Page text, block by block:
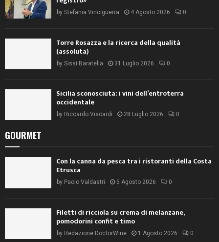
by Stefania Vinciguerra 4 Agosto 2026 0
Torre Rosazza e la ricerca della qualità
(assoluta)
by Sissi Baratella 31 Luglio 2026 0
Sicilia sconosciuta: i vini dell’entroterra
occidentale
by Riccardo Viscardi 28 Luglio 2026 0
GOURMET
Con la canna da pesca tra i ristoranti della Costa
Etrusca
by Paolo Valdastri 5 Agosto 2026 0
Filetti di ricciola su crema di melanzane,
pomodorini confit e timo
by Redazione DoctorWine 1 Agosto 2026 0